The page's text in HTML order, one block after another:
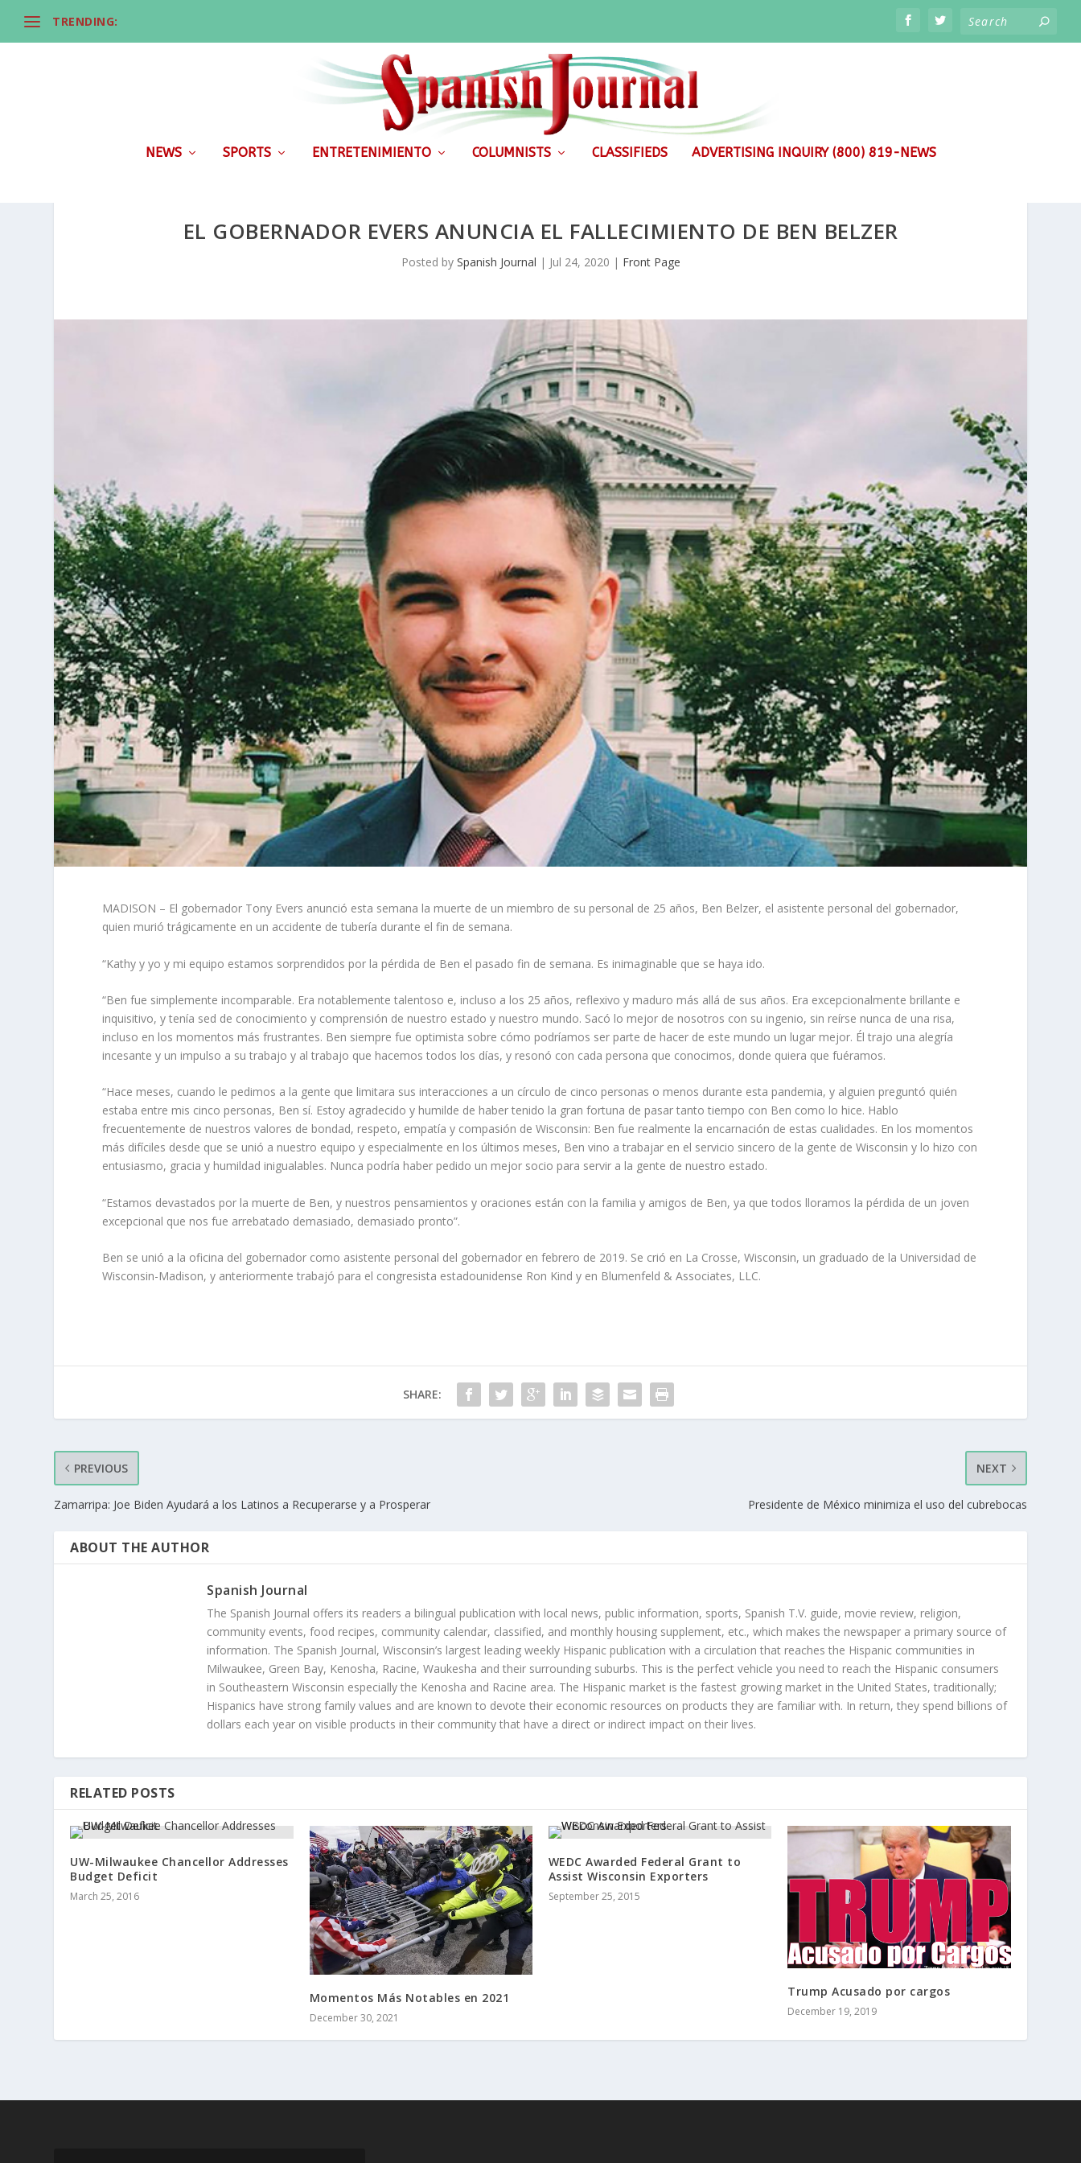
TRENDING:
NEWS SPORTS ENTRETENIMIENTO COLUMNISTS CLASSIFIEDS ADVERTISING INQUIRY (800) 819-NEWS
EL GOBERNADOR EVERS ANUNCIA EL FALLECIMIENTO DE BEN BELZER
Posted by Spanish Journal | Jul 24, 2020 | Front Page
MADISON – El gobernador Tony Evers anunció esta semana la muerte de un miembro de su personal de 25 años, Ben Belzer, el asistente personal del gobernador,
quien murió trágicamente en un accidente de tubería durante el fin de semana.
“Kathy y yo y mi equipo estamos sorprendidos por la pérdida de Ben el pasado fin de semana. Es inimaginable que se haya ido.
“Ben fue simplemente incomparable. Era notablemente talentoso e, incluso a los 25 años, reflexivo y maduro más allá de sus años. Era excepcionalmente brillante e
inquisitivo, y tenía sed de conocimiento y comprensión de nuestro estado y nuestro mundo. Sacó lo mejor de nosotros con su ingenio, sin reírse nunca de una risa,
incluso en los momentos más frustrantes. Ben siempre fue optimista sobre cómo podríamos ser parte de hacer de este mundo un lugar mejor. Él trajo una alegría
incesante y un impulso a su trabajo y al trabajo que hacemos todos los días, y resonó con cada persona que conocimos, donde quiera que fuéramos.
“Hace meses, cuando le pedimos a la gente que limitara sus interacciones a un círculo de cinco personas o menos durante esta pandemia, y alguien preguntó quién
estaba entre mis cinco personas, Ben sí. Estoy agradecido y humilde de haber tenido la gran fortuna de pasar tanto tiempo con Ben como lo hice. Hablo
frecuentemente de nuestros valores de bondad, respeto, empatía y compasión de Wisconsin: Ben fue realmente la encarnación de estas cualidades. En los momentos
más difíciles desde que se unió a nuestro equipo y especialmente en los últimos meses, Ben vino a trabajar en el servicio sincero de la gente de Wisconsin y lo hizo con
entusiasmo, gracia y humildad inigualables. Nunca podría haber pedido un mejor socio para servir a la gente de nuestro estado.
“Estamos devastados por la muerte de Ben, y nuestros pensamientos y oraciones están con la familia y amigos de Ben, ya que todos lloramos la pérdida de un joven
excepcional que nos fue arrebatado demasiado, demasiado pronto”.
Ben se unió a la oficina del gobernador como asistente personal del gobernador en febrero de 2019. Se crió en La Crosse, Wisconsin, un graduado de la Universidad de
Wisconsin-Madison, y anteriormente trabajó para el congresista estadounidense Ron Kind y en Blumenfeld & Associates, LLC.
SHARE:
PREVIOUS
Zamarripa: Joe Biden Ayudará a los Latinos a Recuperarse y a Prosperar
NEXT
Presidente de México minimiza el uso del cubrebocas
ABOUT THE AUTHOR
Spanish Journal
The Spanish Journal offers its readers a bilingual publication with local news, public information, sports, Spanish T.V. guide, movie review, religion,
community events, food recipes, community calendar, classified, and monthly housing supplement, etc., which makes the newspaper a primary source of
information. The Spanish Journal, Wisconsin’s largest leading weekly Hispanic publication with a circulation that reaches the Hispanic communities in
Milwaukee, Green Bay, Kenosha, Racine, Waukesha and their surrounding suburbs. This is the perfect vehicle you need to reach the Hispanic consumers
in Southeastern Wisconsin especially the Kenosha and Racine area. The Hispanic market is the fastest growing market in the United States, traditionally;
Hispanics have strong family values and are known to devote their economic resources on products they are familiar with. In return, they spend billions of
dollars each year on visible products in their community that have a direct or indirect impact on their lives.
RELATED POSTS
UW-Milwaukee Chancellor Addresses
Budget Deficit
March 25, 2016
Momentos Más Notables en 2021
December 30, 2021
WEDC Awarded Federal Grant to
Assist Wisconsin Exporters
September 25, 2015
Trump Acusado por cargos
December 19, 2019